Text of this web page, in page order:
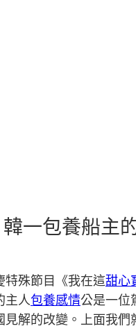
一包養船主
特殊節目《我在這甜心
主人包養感情公是一位
解的改變。上面我們